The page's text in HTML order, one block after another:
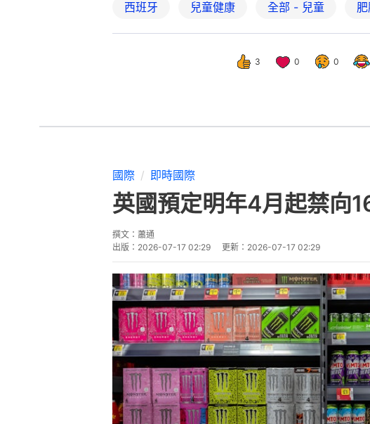
西班牙 兒童健康 全部 - 兒童
3 0 0
國際 即時國際
英國預定明年4月起禁向
撰文： 蕭通
出版： 2026-07-17 02:29 更新： 2026-07-17 02:29